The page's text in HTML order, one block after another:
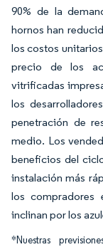
90% de la
hornos han
los costos
precio de los
vitrificadas
los
penetración de
medio. Los
beneficios del
instalación más
los compradores
inclinan por los
*Nuestras